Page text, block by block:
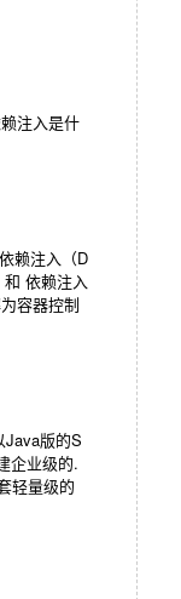
注入是什
赖注入（D
依赖注入
容器控制
Java版的S
企业级的.
轻量级的